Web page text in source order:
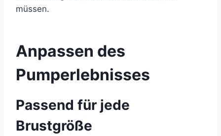
müssen.
Anpassen des
Pumperlebnisses
Passend für jede
Brustgröße